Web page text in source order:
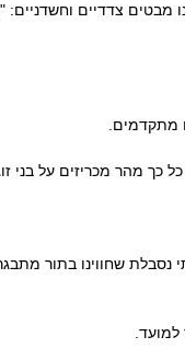
מבטים צדדיים וחשדניים:
מתקדמים.
כך מהר מכריזים על בני
שחווינו בתור